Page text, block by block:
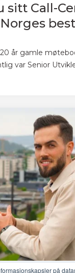
på
sitt Call-
år gamle
var Senior